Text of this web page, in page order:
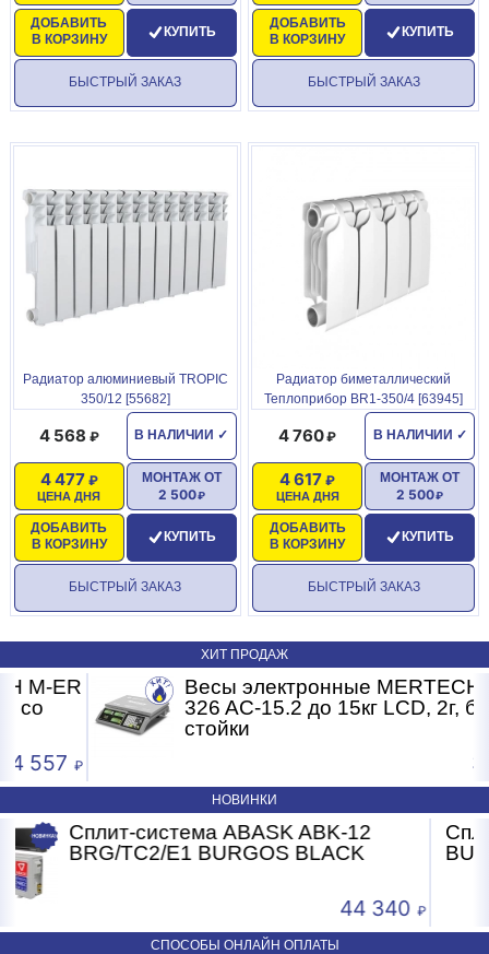
ДОБАВИТЬ
В КОРЗИНУ
КУПИТЬ
БЫСТРЫЙ ЗАКАЗ
ДОБАВИТЬ
В КОРЗИНУ
КУПИТЬ
БЫСТРЫЙ ЗАКАЗ
Радиатор алюминиевый TROPIC
350/12 [55682]
В НАЛИЧИИ ✓
4 568
ЦЕНА ДНЯ
4 477
ДОБАВИТЬ
В КОРЗИНУ
МОНТАЖ ОТ
2 500
КУПИТЬ
БЫСТРЫЙ ЗАКАЗ
Радиатор биметаллический
Теплоприбор BR1-350/4 [63945]
В НАЛИЧИИ ✓
4 760
ЦЕНА ДНЯ
4 617
ДОБАВИТЬ
В КОРЗИНУ
МОНТАЖ ОТ
2 500
КУПИТЬ
БЫСТРЫЙ ЗАКАЗ
ХИТ ПРОДАЖ
Весы электронные MERTECH M-ER
326 AC-15.2 до 15кг LCD, 2г, без
стойки
НОВИНКИ
Сплит-система ABASK ABK-07
BRG/TC2/E1 BURGOS BLACK
24
СПОСОБЫ ОНЛАЙН ОПЛАТЫ